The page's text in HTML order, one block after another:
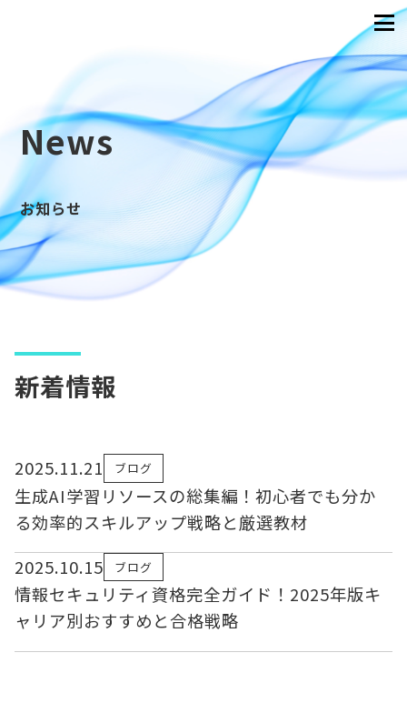
News
お知らせ
新着情報
2025.11.21 ブログ
生成AI学習リソースの総集編！初心者でも分か
る効率的スキルアップ戦略と厳選教材
2025.10.15
ブログ
情報セキュリティ資格完全ガイド！2025年版キ
ャリア別おすすめと合格戦略